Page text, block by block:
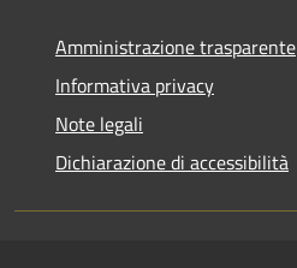
Amministrazione trasparente
Informativa privacy
Note legali
Dichiarazione di accessibilità